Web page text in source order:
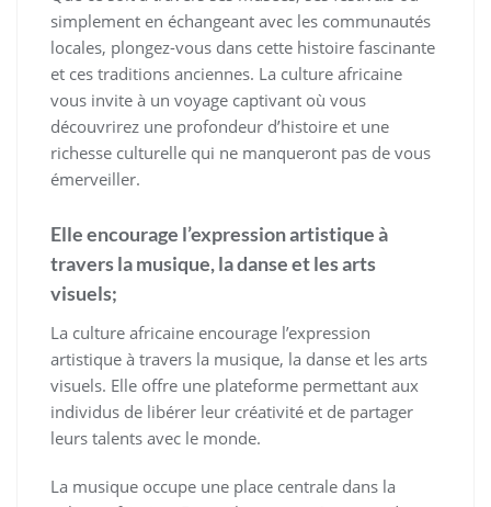
simplement en échangeant avec les communautés
locales, plongez-vous dans cette histoire fascinante
et ces traditions anciennes. La culture africaine
vous invite à un voyage captivant où vous
découvrirez une profondeur d’histoire et une
richesse culturelle qui ne manqueront pas de vous
émerveiller.
Elle encourage l’expression artistique à
travers la musique, la danse et les arts
visuels;
La culture africaine encourage l’expression
artistique à travers la musique, la danse et les arts
visuels. Elle offre une plateforme permettant aux
individus de libérer leur créativité et de partager
leurs talents avec le monde.
La musique occupe une place centrale dans la